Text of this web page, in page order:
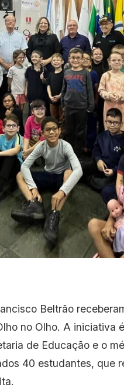
Beltrão
no Olho. A iniciativa
de Educação e o
40 estudantes, que